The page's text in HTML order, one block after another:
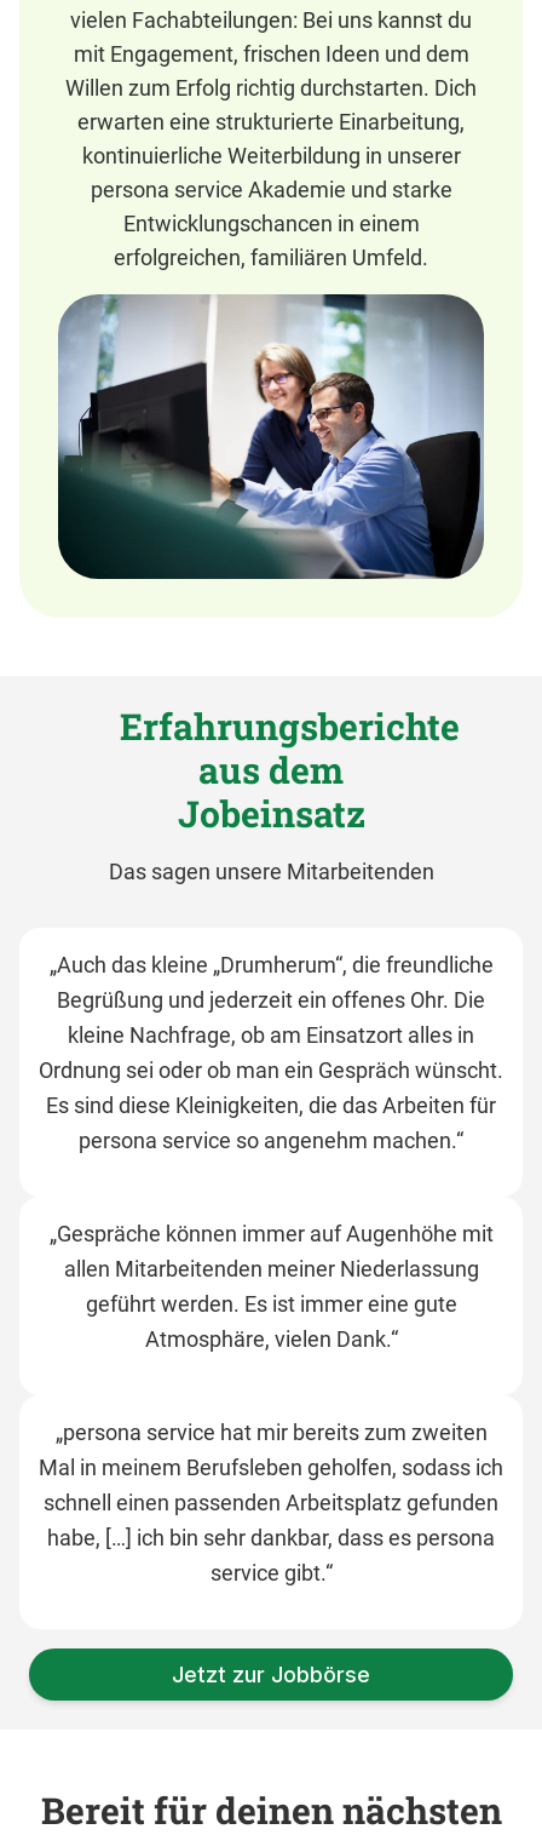
vielen Fachabteilungen: Bei uns kannst du
mit Engagement, frischen Ideen und dem
Willen zum Erfolg richtig durchstarten. Dich
erwarten eine strukturierte Einarbeitung,
kontinuierliche Weiterbildung in unserer
persona service Akademie und starke
Entwicklungschancen in einem
erfolgreichen, familiären Umfeld.
Erfahrungsberichte
aus dem
Jobeinsatz
Das sagen unsere Mitarbeitenden
„Auch das kleine „Drumherum“, die freundliche
Begrüßung und jederzeit ein offenes Ohr. Die
kleine Nachfrage, ob am Einsatzort alles in
Ordnung sei oder ob man ein Gespräch wünscht.
Es sind diese Kleinigkeiten, die das Arbeiten für
persona service so angenehm machen.“
„Gespräche können immer auf Augenhöhe mit
allen Mitarbeitenden meiner Niederlassung
geführt werden. Es ist immer eine gute
Atmosphäre, vielen Dank.“
„persona service hat mir bereits zum zweiten
Mal in meinem Berufsleben geholfen, sodass ich
schnell einen passenden Arbeitsplatz gefunden
habe, […] ich bin sehr dankbar, dass es persona
service gibt.“
Jetzt zur Jobbörse
Bereit für deinen nächsten